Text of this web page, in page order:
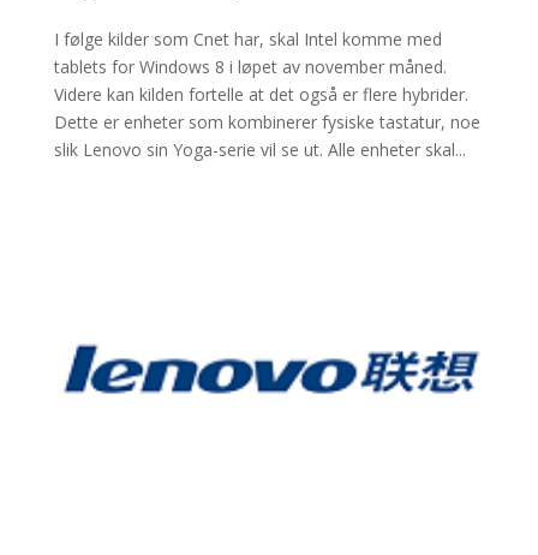
I følge kilder som Cnet har, skal Intel komme med
tablets for Windows 8 i løpet av november måned.
Videre kan kilden fortelle at det også er flere hybrider.
Dette er enheter som kombinerer fysiske tastatur, noe
slik Lenovo sin Yoga-serie vil se ut. Alle enheter skal...